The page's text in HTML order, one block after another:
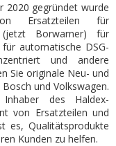
2020 gegründet wurde
Ersatzteilen für
(jetzt Borwarner) für
automatische DSG-
und andere
Sie originale Neu- und
und Volkswagen.
des Haldex-
von Ersatzteilen und
es, Qualitätsprodukte
Kunden zu helfen.